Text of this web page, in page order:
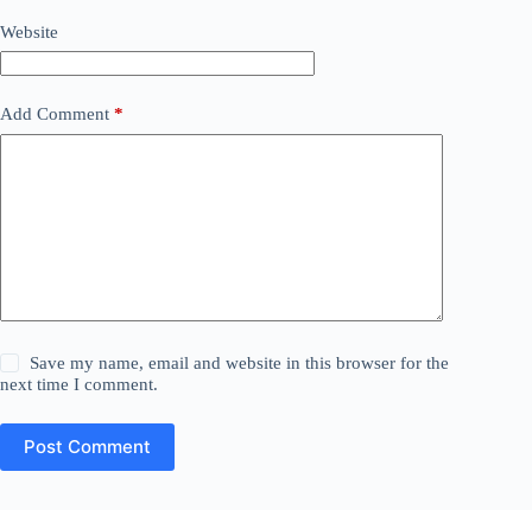
Website
Add Comment *
Save my name, email and website in this browser for the
next time I comment.
Post Comment